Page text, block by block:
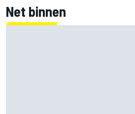
Net binnen